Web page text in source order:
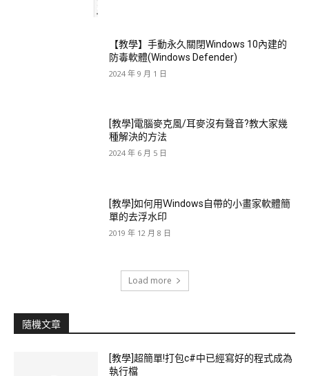
【教學】手動永久關閉Windows 10內建的
防毒軟體(Windows Defender)
2024 年 9 月 1 日
[教學]電腦麥克風/耳麥沒有聲音?教大家幾
種解決的方法
2024 年 6 月 5 日
[教學]如何用Ｗindows自帶的小畫家軟體簡
單的去浮水印
2019 年 12 月 8 日
Load more
隨機文章
[教學]超簡單!打包c#中已經寫好的程式成為
執行檔